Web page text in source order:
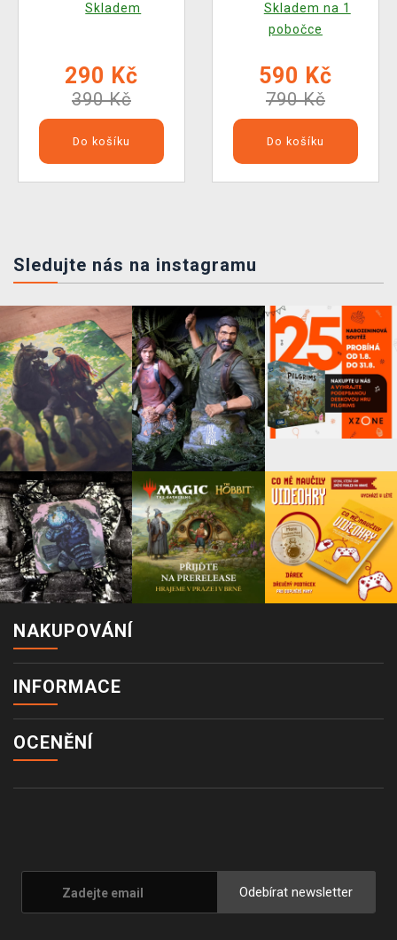
1101)
Skladem
290 Kč
390 Kč
Do košíku
Games 990)
Skladem na 1
pobočce
590 Kč
790 Kč
Do košíku
Sledujte nás na instagramu
NAKUPOVÁNÍ
INFORMACE
OCENĚNÍ
Odebírat newsletter